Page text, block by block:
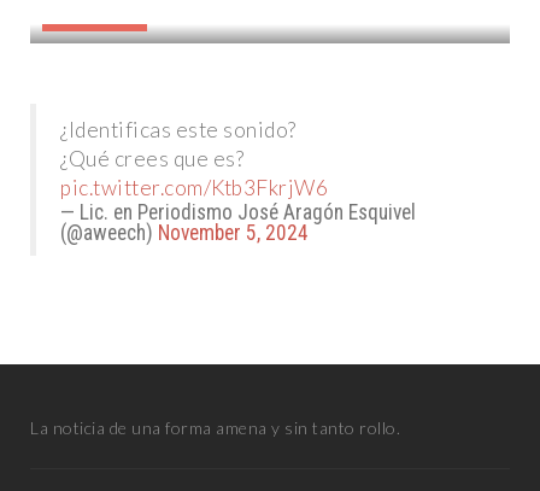
¿Identificas este sonido?
¿Qué crees que es?
pic.twitter.com/Ktb3FkrjW6
— Lic. en Periodismo José Aragón Esquivel
(@aweech) November 5, 2024
La noticia de una forma amena y sin tanto rollo.